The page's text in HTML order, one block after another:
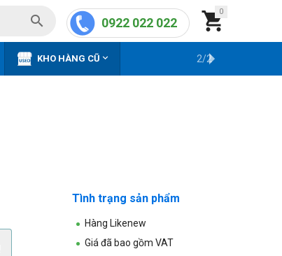
0

0922 022 022

KHO HÀNG CŨ  2/2
Tình trạng sản phẩm
Hàng Likenew
Giá đã bao gồm VAT